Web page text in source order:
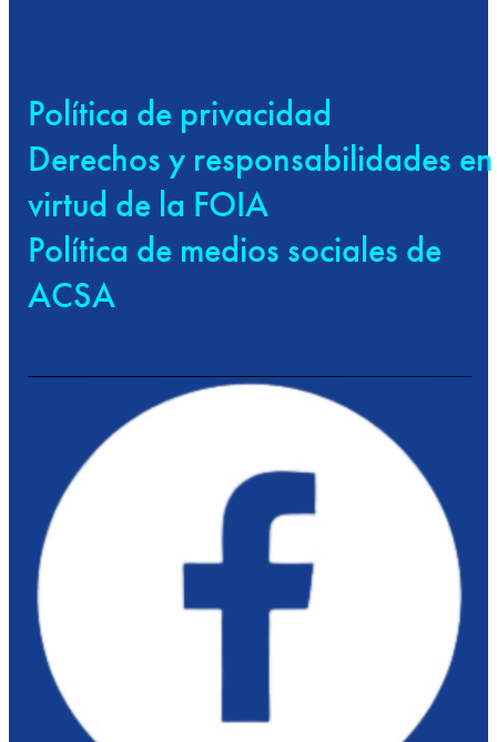
Política de privacidad
Derechos y responsabilidades en
virtud de la FOIA
Política de medios sociales de
ACSA